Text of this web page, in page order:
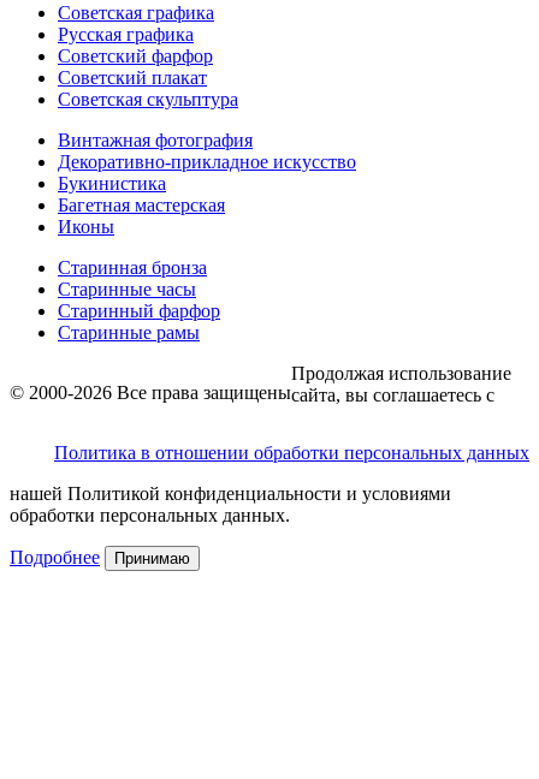
Советская графика
Русская графика
Советский фарфор
Советский плакат
Советская скульптура
Винтажная фотография
Декоративно-прикладное искусство
Букинистика
Багетная мастерская
Иконы
Старинная бронза
Старинные часы
Старинный фарфор
Старинные рамы
© 2000-2026 Все права защищены
Политика в отношении обработки персональных данных
Продолжая использование
сайта, вы соглашаетесь с
нашей Политикой конфиденциальности и условиями
обработки персональных данных.
Подробнее Принимаю